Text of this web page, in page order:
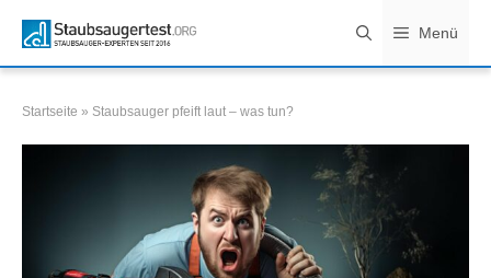
Inhalt
springen
Menü
Startseite » Staubsauger pfeift laut – was tun?